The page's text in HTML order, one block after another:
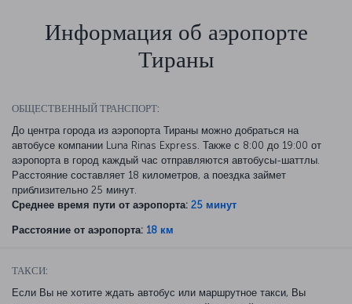
Информация об аэропорте
Тираны
ОБЩЕСТВЕННЫЙ ТРАНСПОРТ:
До центра города из аэропорта Тираны можно добраться на
автобусе компании Luna Rinas Express. Также с 8:00 до 19:00 от
аэропорта в город каждый час отправляются автобусы-шаттлы.
Расстояние составляет 18 километров, а поездка займет
приблизительно 25 минут.
Среднее время пути от аэропорта: 25 минут
Расстояние от аэропорта: 18 км
ТАКСИ:
Если Вы не хотите ждать автобус или маршрутное такси, Вы